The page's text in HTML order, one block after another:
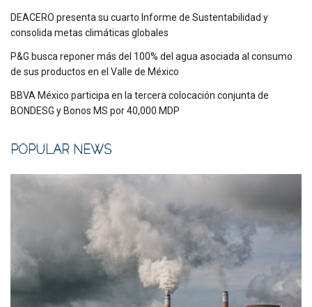
DEACERO presenta su cuarto Informe de Sustentabilidad y
consolida metas climáticas globales
P&G busca reponer más del 100% del agua asociada al consumo
de sus productos en el Valle de México
BBVA México participa en la tercera colocación conjunta de
BONDESG y Bonos MS por 40,000 MDP
POPULAR NEWS